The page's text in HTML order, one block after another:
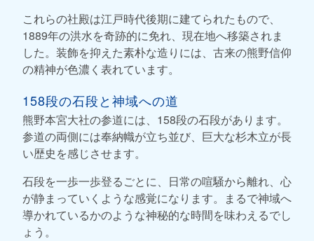
これらの社殿は江戸時代後期に建てられたもので、
1889年の洪水を奇跡的に免れ、現在地へ移築されま
した。装飾を抑えた素朴な造りには、古来の熊野信仰
の精神が色濃く表れています。
158段の石段と神域への道
熊野本宮大社の参道には、158段の石段があります。
参道の両側には奉納幟が立ち並び、巨大な杉木立が長
い歴史を感じさせます。
石段を一歩一歩登るごとに、日常の喧騒から離れ、心
が静まっていくような感覚になります。まるで神域へ
導かれているかのような神秘的な時間を味わえるでし
ょう。